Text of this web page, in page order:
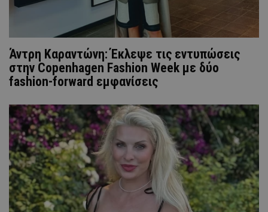
Άντρη Καραντώνη: Έκλεψε τις εντυπώσεις
στην Copenhagen Fashion Week με δύο
fashion-forward εμφανίσεις